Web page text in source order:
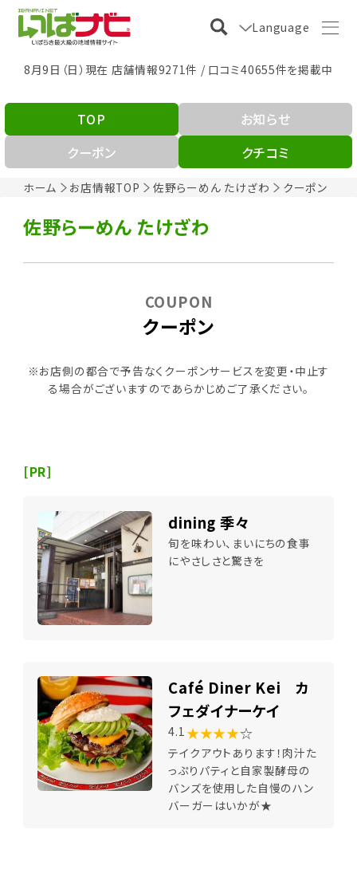
Language
8月9日（日）現在 店舗情報9271件 / 口コミ40655件を掲載中
ホーム お店情報TOP 佐野らーめん たけざわ クーポン
TOP
お知らせ
クーポン
クチコミ
佐野らーめん たけざわ
クーポン
COUPON
※お店側の都合で予告なくクーポンサービスを変更・中止す
る場合がございますのであらかじめご了承ください。
[PR]
dining 季々
旬を味わい、まいにちの食事
にやさしさと驚きを
Café Diner Kei カ
フェダイナーケイ
4.1 ★★★★☆
テイクアウトあります！肉汁た
っぷりパティと自家製酵母の
バンズを使用した自慢のハン
バーガーはいかが★